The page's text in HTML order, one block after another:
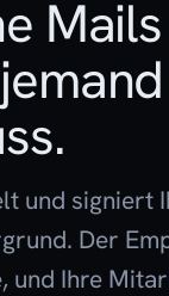
und signiert
Der
und Ihre